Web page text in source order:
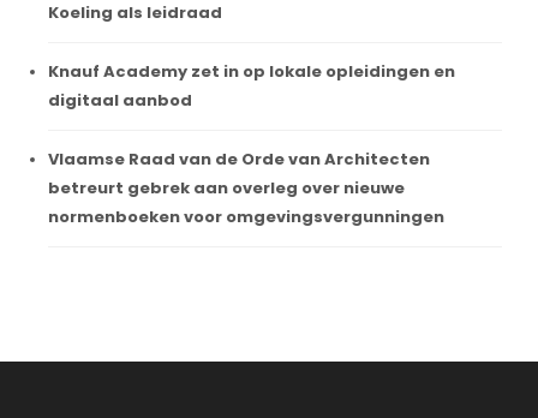
Koeling als leidraad
Knauf Academy zet in op lokale opleidingen en
digitaal aanbod
Vlaamse Raad van de Orde van Architecten
betreurt gebrek aan overleg over nieuwe
normenboeken voor omgevingsvergunningen